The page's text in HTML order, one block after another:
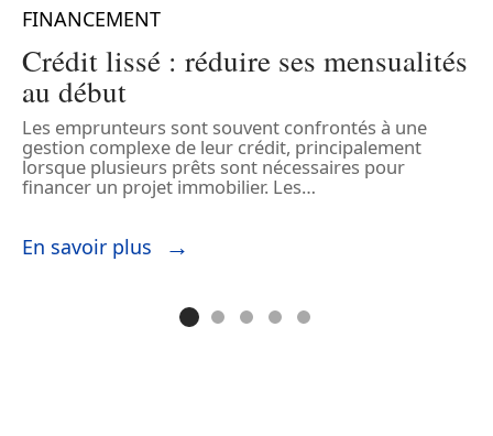
FINANCEMENT
Crédit lissé : réduire ses mensualités
au début
Les emprunteurs sont souvent confrontés à une
gestion complexe de leur crédit, principalement
lorsque plusieurs prêts sont nécessaires pour
financer un projet immobilier. Les…
En savoir plus